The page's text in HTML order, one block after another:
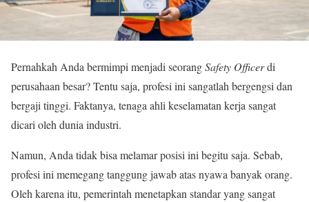
Pernahkah Anda bermimpi menjadi seorangSafety Officerdi
perusahaan besar? Tentu saja, profesi ini sangatlah bergengsi dan
bergaji tinggi. Faktanya, tenaga ahli keselamatan kerja sangat
dicari oleh dunia industri.
Namun, Anda tidak bisa melamar posisi ini begitu saja. Sebab,
profesi ini memegang tanggung jawab atas nyawa banyak orang.
Oleh karena itu, pemerintah menetapkan standar yang sangat